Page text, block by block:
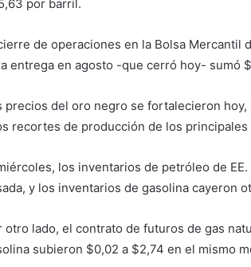
por barril.
de operaciones en la Bolsa Mercantil
entrega en agosto -que cerró hoy- sumó
precios del oro negro se fortalecieron
recortes de producción de los
los inventarios de petróleo de
y los inventarios de gasolina cayeron
otro lado, el contrato de futuros de gas
subieron $0,02 a $2,74 en el mismo